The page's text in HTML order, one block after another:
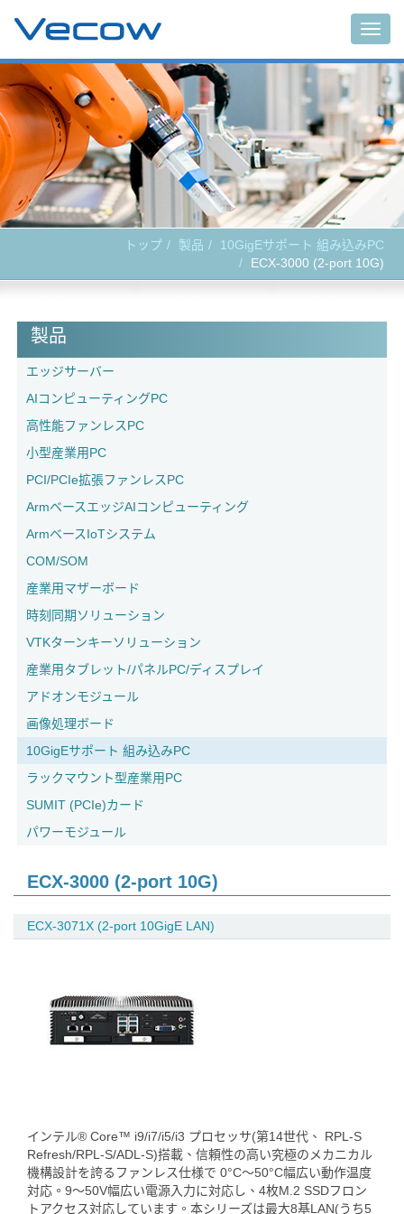
トップ 製品
10GigEサポート 組み込みPC
ECX-3000 (2-port 10G)
製品
エッジサーバー
AIコンピューティングPC
高性能ファンレスPC
小型産業用PC
PCI/PCIe拡張ファンレスPC
ArmベースエッジAIコンピューティング
ArmベースIoTシステム
COM/SOM
産業用マザーボード
時刻同期ソリューション
VTKターンキーソリューション
産業用タブレット/パネルPC/ディスプレイ
アドオンモジュール
画像処理ボード
10GigEサポート 組み込みPC
ラックマウント型産業用PC
SUMIT (PCIe)カード
パワーモジュール
ECX-3000 (2-port 10G)
ECX-3071X (2-port 10GigE LAN)
インテル® Core™ i9/i7/i5/i3 プロセッサ(第14世代、 RPL-S
Refresh/RPL-S/ADL-S)搭載、信頼性の高い究極のメカニカル
機構設計を誇るファンレス仕様で 0°C～50°C幅広い動作温度
対応。9～50V幅広い電源入力に対応し、4枚M.2 SSDフロン
トアクセス対応しています。本シリーズは最大8基LAN(うち5